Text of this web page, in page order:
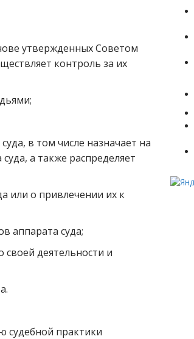
утвержденных Советом
контроль за их
в том числе назначает на
а также распределяет
или о привлечении их к
аппарата суда;
деятельности и
судебной практики